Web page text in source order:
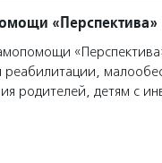
«Перспектива»
родителей, детям с